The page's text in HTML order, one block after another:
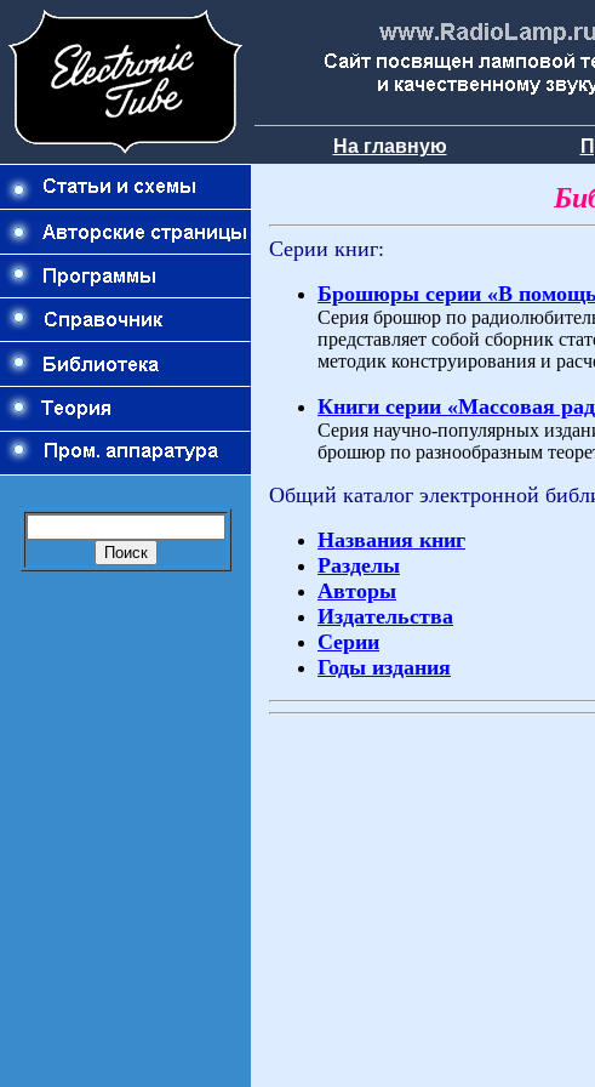
На главную
Серии книг:
Брошюры серии «В
Серия брошюр по
представляет собой сборник
методик конструирования и
Книги серии «Массовая
Серия научно-популярных
брошюр по разнообразным
Общий каталог электронной
Названия книг
Разделы
Авторы
Издательства
Серии
Годы издания